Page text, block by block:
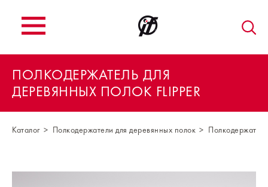
ПОЛКОДЕРЖАТЕЛЬ ДЛЯ
ДЕРЕВЯННЫХ ПОЛОК FLIPPER
Каталог Полкодержатели для деревянных полок